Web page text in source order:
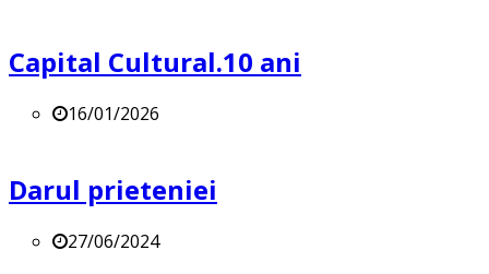
Capital Cultural.10 ani
16/01/2026
Darul prieteniei
27/06/2024